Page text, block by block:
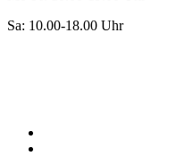
Sa: 10.00-18.00 Uhr